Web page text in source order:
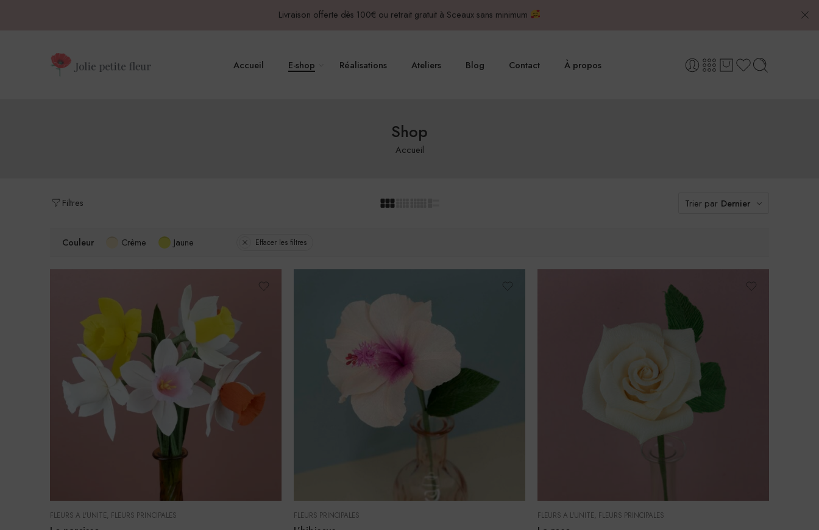
Livraison offerte dès 100€ ou retrait gratuit à Sceaux sans minimum
Accueil E-shop Réalisations Ateliers Blog Contact À propos
Shop
Accueil
Filtres Trier par Dernier
Couleur Crème Jaune Effacer les filtres
FLEURS À L'UNITÉ FLEURS PRINCIPALES FLEURS PRINCIPALES FLEURS À L'UNITÉ FLEURS PRINCIPALES